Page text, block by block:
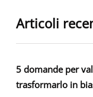
Articoli
5 domande per
trasformarlo in